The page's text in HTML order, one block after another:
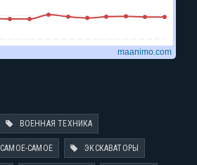
ВОЕННАЯ ТЕХНИКА
САМОЕ-САМОЕ ЭКСКАВАТОРЫ